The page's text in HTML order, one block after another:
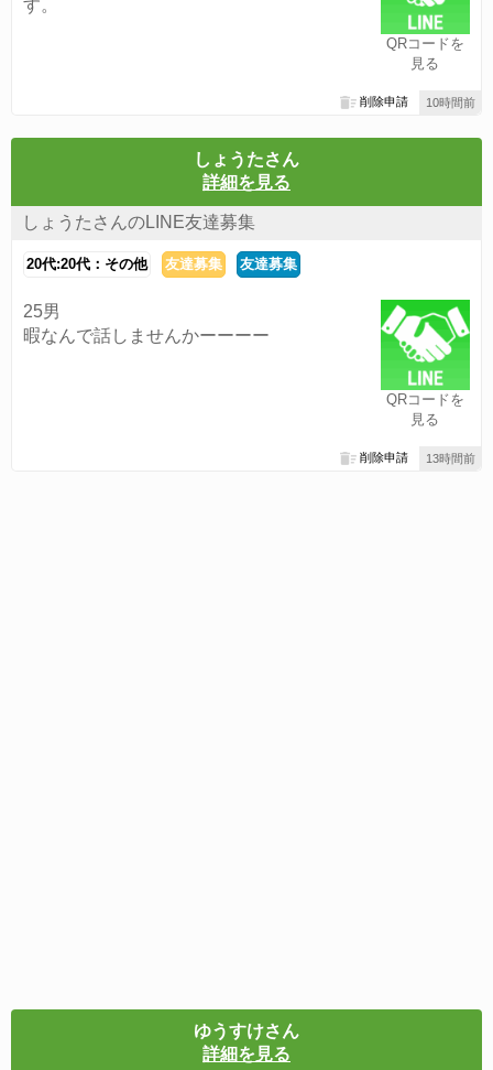
QRコードを
見る
す。
10時間前
削除申請
しょうたさん
詳細を見る
しょうたさんのLINE友達募集
20代:20代：その他 友達募集 友達募集
QRコードを
見る
25男
暇なんで話しませんかーーーー
13時間前
削除申請
ゆうすけさん
詳細を見る